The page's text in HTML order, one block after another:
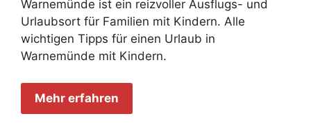
Warnemünde ist ein reizvoller Ausflugs- und
Urlaubsort für Familien mit Kindern. Alle
wichtigen Tipps für einen Urlaub in
Warnemünde mit Kindern.
Mehr erfahren